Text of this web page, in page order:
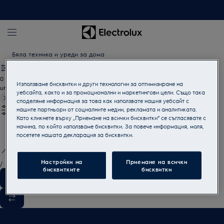
Бяла техника и уреди за дома
0
undefined
/ 3
Използваме бисквитки и други технологии за оптимизиране на
уебсайта, както и за промоционални и маркетингови цели. Също така
споделяме информация за това как използвате нашия уебсайт с
нашите партньори от социалните медии, рекламата и аналитиката.
Като кликнете върху „Приемане на всички бисквитки“ се съгласявате с
начина, по който използваме бисквитки. За повече информация, моля,
посетете нашата декларация за бисквитки.
Настройки на
бисквитките
Приемане на всички
бисквитки